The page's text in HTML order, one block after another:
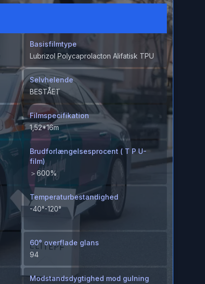
Basisfilmtype
Lubrizol Polycaprolacton Alifatisk TPU
Selvhelende
BESTÅET
Filmspecifikation
1,52*16m
Brudforlængelsesprocent ( T P U-
film)
＞600%
Temperaturbestandighed
-40°-120°
60° overflade glans
94
Modstandsdygtighed mod gulning